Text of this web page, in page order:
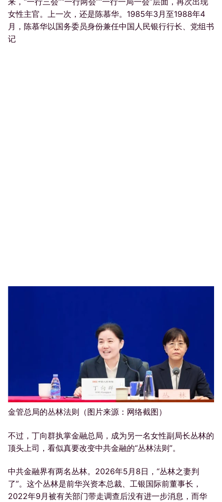
女性主官。上一次，还是陈慕华。1985年3月至1988年4
月，陈慕华以国务委员身份兼任中国人民银行行长、党组书
记
金管总局的丛林法则（图片来源：网络截图）
不过，丁向群执掌金融总局，成为另一名女性副局长丛林的
顶头上司，看似真要改变中共金融的“丛林法则”。
中共金融界有两名丛林。2026年5月8日，“丛林之妻判
了”。这个丛林是前华兴资本总裁、工银国际前董事长，
2022年9月被有关部门带走调查后没有进一步消息，而华